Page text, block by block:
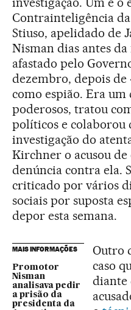
Contrainteligência
Stiuso, apelidado de
Nisman dias antes
afastado pelo
dezembro, depois de
como espião. Era um
poderosos, tratou
políticos e colaborou
investigação do
Kirchner o acusou
denúncia contra ela.
criticado por vários
sociais por suposta
depor esta semana.
MAIS INFORMAÇÕES
Promotor
Nisman
analisava pedir
a prisão da
presidenta da
Outro
caso
diante